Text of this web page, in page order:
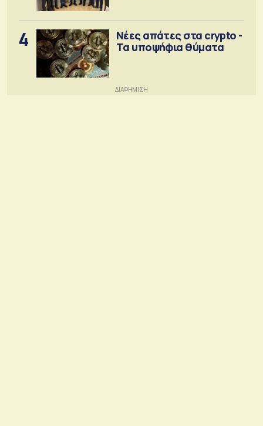
4
Νέες απάτες στα crypto -
Τα υποψήφια θύματα